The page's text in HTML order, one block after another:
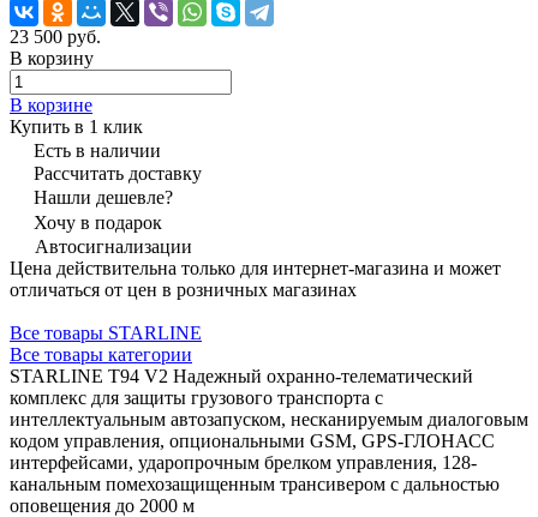
23 500 руб.
В корзину
В корзине
Купить в 1 клик
Есть в наличии
Рассчитать доставку
Нашли дешевле?
Хочу в подарок
Автосигнализации
Цена действительна только для интернет-магазина и может
отличаться от цен в розничных магазинах
Все товары STARLINE
Все товары категории
STARLINE T94 V2 Надежный охранно-телематический
комплекс для защиты грузового транспорта с
интеллектуальным автозапуском, несканируемым диалоговым
кодом управления, опциональными GSM, GPS-ГЛОНАСС
интерфейсами, ударопрочным брелком управления, 128-
канальным помехозащищенным трансивером с дальностью
оповещения до 2000 м